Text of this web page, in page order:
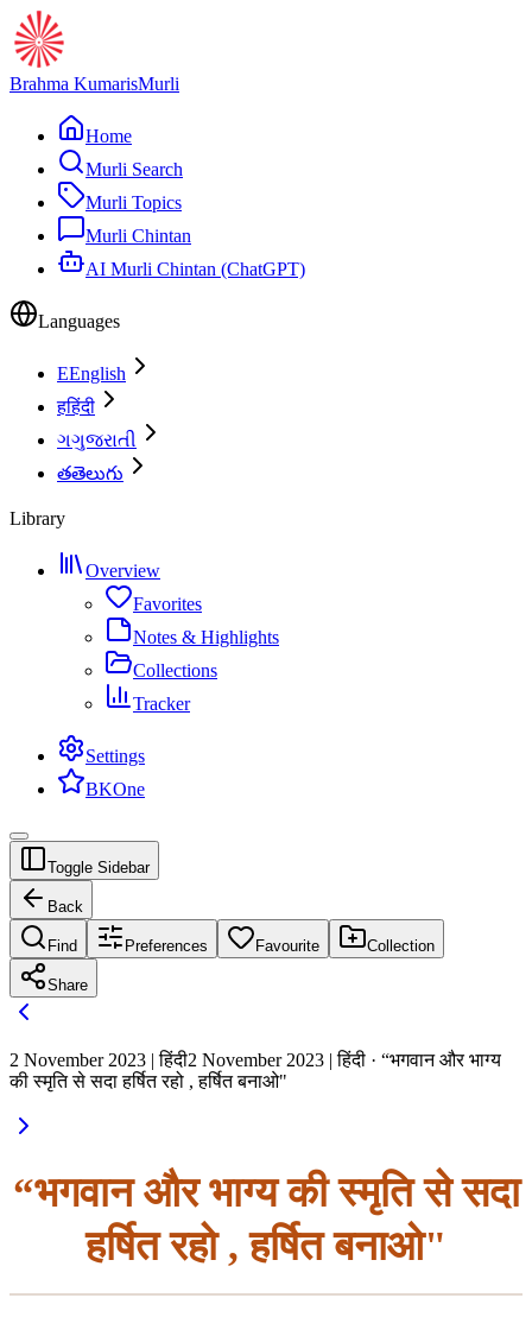
Brahma KumarisMurli
Home
Murli Search
Murli Topics
Murli Chintan
AI Murli Chintan (ChatGPT)
Languages
EEnglish
हहिंदी
ગગુજરાતી
తతెలుగు
Library
Overview
Favorites
Notes & Highlights
Collections
Tracker
Settings
BKOne
Toggle Sidebar
Back
Find Preferences Favourite Collection
Share
2 November 2023 | हिंदी2 November 2023 | हिंदी · “भगवान और भाग्य
की स्मृति से सदा हर्षित रहो , हर्षित बनाओ"
“भगवान और भाग्य की स्मृति से सदा
हर्षित रहो , हर्षित बनाओ"